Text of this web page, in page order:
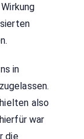
in
also
war
die